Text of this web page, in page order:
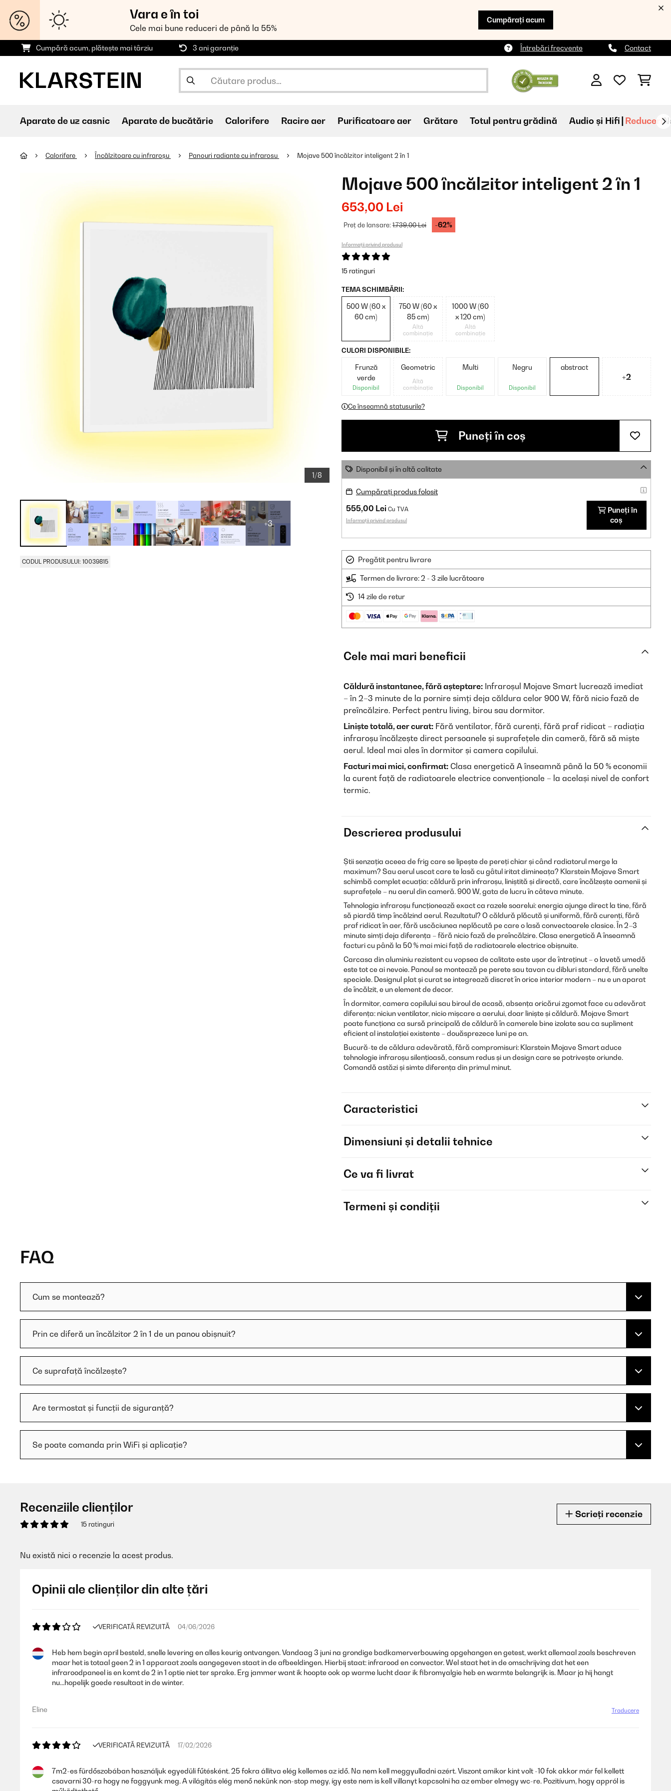
Vara e în toi
Cele mai bune reduceri de până la 55%
Cumpărați acum
Cumpără acum, plătește mai târziu 3 ani garanție Întrebări frecvente Contact
Aparate de uz casnic Aparate de bucătărie Calorifere Racire aer Purificatoare aer Grătare Totul pentru grădină Audio și Hifi Reduceri
Calorifere Încălzitoare cu infraroșu Panouri radiante cu infrarosu Mojave 500 încălzitor inteligent 2 în 1
1/8
+3
CODUL PRODUSULUI: 10039815
Mojave 500 încălzitor inteligent 2 în 1
653,00 Lei
Preț de lansare:1.739,00 Lei -62%
Informații privind produsul
15 ratinguri
TEMA SCHIMBĂRII:
500 W (60 x
60 cm)
750 W (60 x
85 cm)
Altă
combinație
1000 W (60
x 120 cm)
Altă
combinație
CULORI DISPONIBILE:
Frunză
verde
Disponibil
Geometric
Altă
combinație
Multi
Disponibil
Negru
Disponibil
abstract
+2
Ce înseamnă statusurile?
Puneți în coș
Disponibil și în altă calitate
Cumpărați produs folosit
555,00 Lei Cu TVA
Informații privind produsul
Puneți în
coș
Pregătit pentru livrare
Termen de livrare: 2 - 3 zile lucrătoare
14 zile de retur
Cele mai mari beneficii
Căldură instantanee, fără așteptare: Infraroșul Mojave Smart lucrează imediat
– în 2–3 minute de la pornire simți deja căldura celor 900 W, fără nicio fază de
preîncălzire. Perfect pentru living, birou sau dormitor.
Liniște totală, aer curat: Fără ventilator, fără curenți, fără praf ridicat – radiația
infraroșu încălzește direct persoanele și suprafețele din cameră, fără să miște
aerul. Ideal mai ales în dormitor și camera copilului.
Facturi mai mici, confirmat: Clasa energetică A înseamnă până la 50 % economii
la curent față de radiatoarele electrice convenționale – la același nivel de confort
termic.
Descrierea produsului
Știi senzația aceea de frig care se lipește de pereți chiar și când radiatorul merge la
maximum? Sau aerul uscat care te lasă cu gâtul iritat dimineața? Klarstein Mojave Smart
schimbă complet ecuația: căldură prin infraroșu, liniștită și directă, care încălzește oamenii și
suprafețele – nu aerul din cameră. 900 W, gata de lucru în câteva minute.
Tehnologia infraroșu funcționează exact ca razele soarelui: energia ajunge direct la tine, fără
să piardă timp încălzind aerul. Rezultatul? O căldură plăcută și uniformă, fără curenți, fără
praf ridicat în aer, fără uscăciunea neplăcută pe care o lasă convectoarele clasice. În 2–3
minute simți deja diferența – fără nicio fază de preîncălzire. Clasa energetică A înseamnă
facturi cu până la 50 % mai mici față de radiatoarele electrice obișnuite.
Carcasa din aluminiu rezistent cu vopsea de calitate este ușor de întreținut – o lavetă umedă
este tot ce ai nevoie. Panoul se montează pe perete sau tavan cu dibluri standard, fără unelte
speciale. Designul plat și curat se integrează discret în orice interior modern – nu e un aparat
de încălzit, e un element de decor.
În dormitor, camera copilului sau biroul de acasă, absența oricărui zgomot face cu adevărat
diferența: niciun ventilator, nicio mișcare a aerului, doar liniște și căldură. Mojave Smart
poate funcționa ca sursă principală de căldură în camerele bine izolate sau ca supliment
eficient al instalației existente – douăsprezece luni pe an.
Bucură-te de căldura adevărată, fără compromisuri: Klarstein Mojave Smart aduce
tehnologie infraroșu silențioasă, consum redus și un design care se potrivește oriunde.
Comandă astăzi și simte diferența din primul minut.
Caracteristici
Dimensiuni și detalii tehnice
Ce va fi livrat
Termeni și condiții
FAQ
Cum se montează?
Prin ce diferă un încălzitor 2 în 1 de un panou obișnuit?
Ce suprafață încălzește?
Are termostat și funcții de siguranță?
Se poate comanda prin WiFi și aplicație?
Recenziile clienților
15 ratinguri
Scrieți recenzie
Nu există nici o recenzie la acest produs.
Opinii ale clienților din alte țări
VERIFICATĂ REVIZUITĂ 04/06/2026
Heb hem begin april besteld, snelle levering en alles keurig ontvangen. Vandaag 3 juni na grondige badkamerverbouwing opgehangen en getest, werkt allemaal zoals beschreven
maar het is totaal geen 2 in 1 apparaat zoals aangegeven staat in de afbeeldingen. Hierbij staat: infrarood en convector. Wel staat het in de omschrijving dat het een
infraroodpaneel is en komt de 2 in 1 optie niet ter sprake. Erg jammer want ik hoopte ook op warme lucht daar ik fibromyalgie heb en warmte belangrijk is. Maar ja hij hangt
nu...hopelijk goede resultaat in de winter.
Eline Traducere
VERIFICATĂ REVIZUITĂ 17/02/2026
7m2-es fürdőszobában használjuk egyedüli fűtésként. 25 fokra állítva elég kellemes az idő. Na nem kell meggyulladni azért. Viszont amikor kint volt -10 fok akkor már fel kellett
csavarni 30-ra hogy ne faggyunk meg. A világítás elég menő nekünk non-stop megy, így este nem is kell villanyt kapcsolni ha az ember elmegy wc-re. Pozitívum, hogy appról is